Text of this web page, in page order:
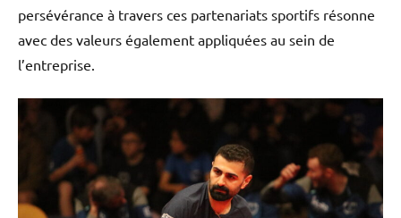
persévérance à travers ces partenariats sportifs résonne
avec des valeurs également appliquées au sein de
l’entreprise.